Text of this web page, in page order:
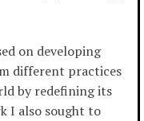
on developing
different practices
by redefining its
I also sought to